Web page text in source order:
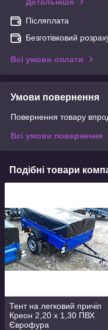
Детальніше
Післяплата
Безготівковий
Всі умови оплати
Умови повернення
Повернення товару
Всі умови повернення
Подібні товари
Тент на легковий причіп
Креон 2,20 х 1,30 ПВХ
Єврофура